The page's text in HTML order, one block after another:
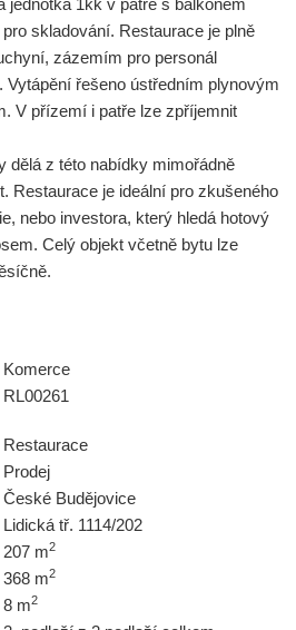
skladování. Restaurace je plně
zázemím pro personál
Vytápění řešeno ústředním plynovým
V přízemí i patře lze zpříjemnit
dělá z této nabídky mimořádně
Restaurace je ideální pro zkušeného
nebo investora, který hledá hotový
Celý objekt včetně bytu lze
Komerce
RL00261
Restaurace
Prodej
České Budějovice
Lidická tř. 1114/202
207 m2
368 m2
8 m2